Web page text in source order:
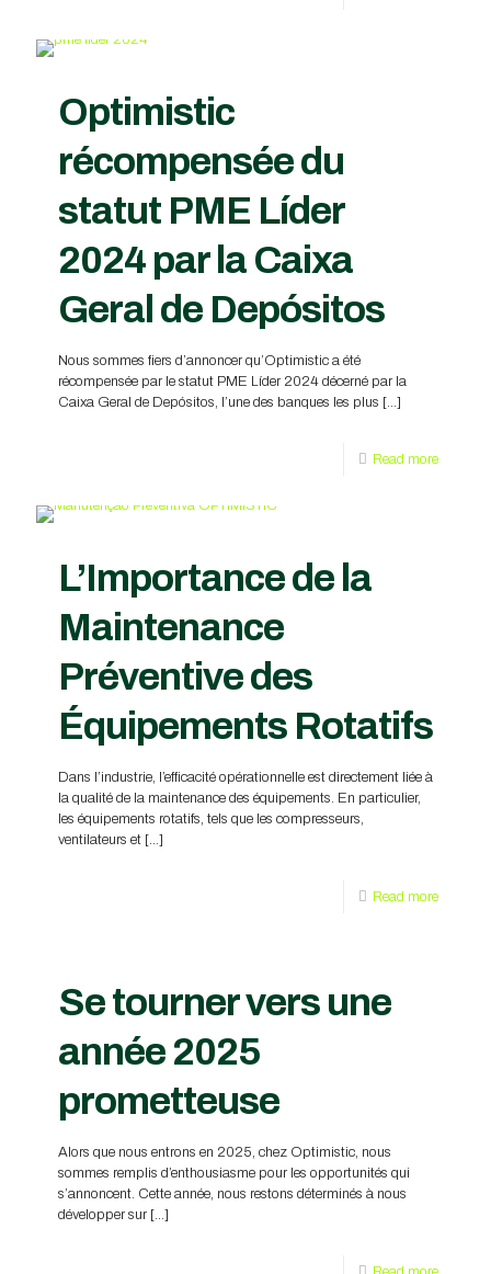
Optimistic
récompensée du
statut PME Líder
2024 par la Caixa
Geral de Depósitos
Nous sommes fiers d’annoncer qu’Optimistic a été
récompensée par le statut PME Líder 2024 décerné par la
Caixa Geral de Depósitos, l’une des banques les plus […]
Read more
L’Importance de la
Maintenance
Préventive des
Équipements Rotatifs
Dans l’industrie, l’efficacité opérationnelle est directement liée à
la qualité de la maintenance des équipements. En particulier,
les équipements rotatifs, tels que les compresseurs,
ventilateurs et […]
Read more
Se tourner vers une
année 2025
prometteuse
Alors que nous entrons en 2025, chez Optimistic, nous
sommes remplis d’enthousiasme pour les opportunités qui
s’annoncent. Cette année, nous restons déterminés à nous
développer sur […]